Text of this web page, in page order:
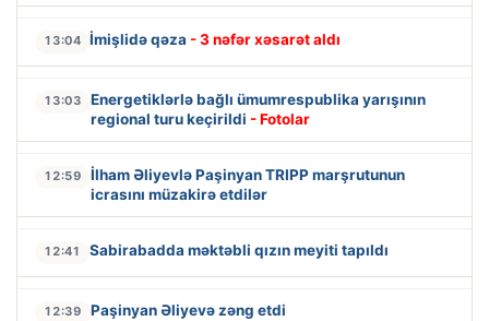
13:04 İmişlidə qəza - 3 nəfər xəsarət aldı
13:03
Energetiklərlə bağlı ümumrespublika yarışının
regional turu keçirildi - Fotolar
12:59
İlham Əliyevlə Paşinyan TRIPP marşrutunun
icrasını müzakirə etdilər
12:41 Sabirabadda məktəbli qızın meyiti tapıldı
12:39 Paşinyan Əliyevə zəng etdi